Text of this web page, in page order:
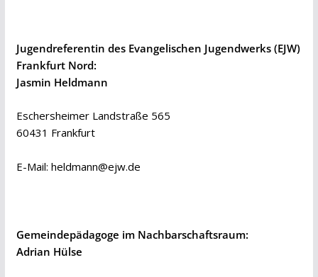
Jugendreferentin des Evangelischen Jugendwerks (EJW)
Frankfurt Nord:
Jasmin Heldmann
Eschersheimer Landstraße 565
60431 Frankfurt
E-Mail: heldmann@ejw.de
Gemeindepädagoge im Nachbarschaftsraum:
Adrian Hülse